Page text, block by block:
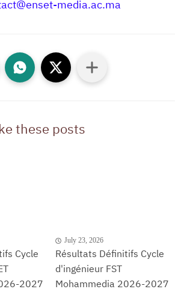
media.ac.ma
these posts
Cycle
2027
July 23, 2026
Résultats Définitifs Cycle
d'ingénieur FST
Mohammedia 2026-2027